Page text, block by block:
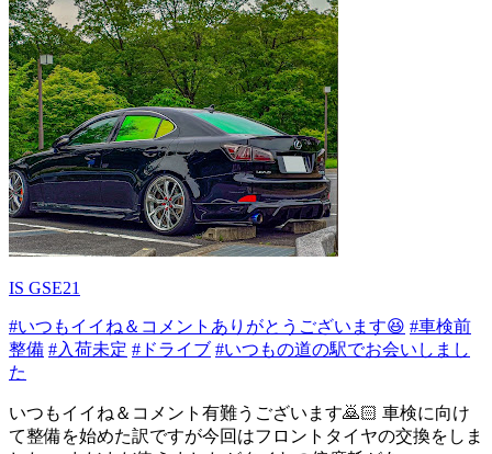
IS GSE21
#いつもイイね＆コメントありがとうございます😆 #車検前
整備 #入荷未定 #ドライブ #いつもの道の駅でお会いしまし
た
いつもイイね＆コメント有難うございます🙇🏻 車検に向け
て整備を始めた訳ですが今回はフロントタイヤの交換をしま